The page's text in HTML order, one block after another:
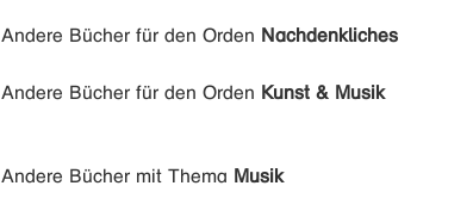
Andere Bücher für den Orden Nachdenkliches
Andere Bücher für den Orden Kunst & Musik
Andere Bücher mit Thema Musik